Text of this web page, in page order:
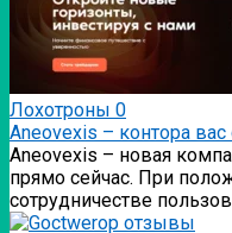
Лохотроны 0
Аneovexis – контора
Аneovexis – новая
прямо сейчас. При
сотрудничестве